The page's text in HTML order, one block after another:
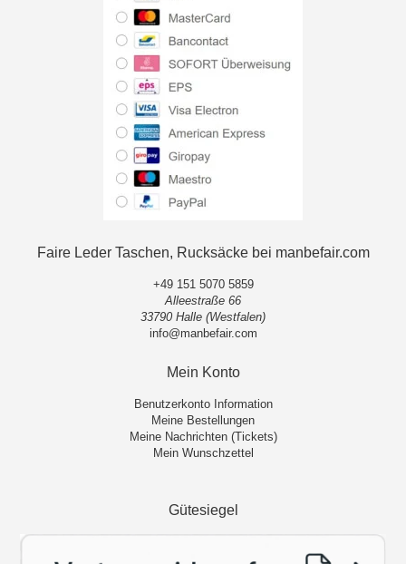
Faire Leder Taschen, Rucksäcke bei manbefair.com
+49 151 5070 5859
Alleestraße 66
33790 Halle (Westfalen)
info@manbefair.com
Mein Konto
Benutzerkonto Information
Meine Bestellungen
Meine Nachrichten (Tickets)
Mein Wunschzettel
Gütesiegel